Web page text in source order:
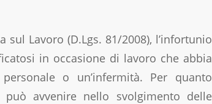
sul Lavoro (D.Lgs. 81/2008), l’infortunio
in occasione di lavoro che abbia
o un’infermità. Per quanto
avvenire nello svolgimento delle